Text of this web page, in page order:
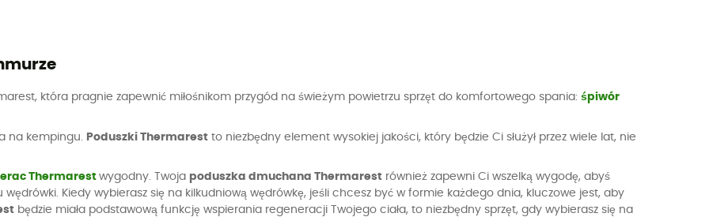
która pragnie zapewnić miłośnikom przygód na świeżym powietrzu sprzęt do komfortowego spania: śpiwór
na kempingu. Poduszki Thermarest to niezbędny element wysokiej jakości, który będzie Ci służył przez wiele lat, nie
Thermarest wygodny. Twoja poduszka dmuchana Thermarest również zapewni Ci wszelką wygodę, abyś
Kiedy wybierasz się na kilkudniową wędrówkę, jeśli chcesz być w formie każdego dnia, kluczowe jest, aby
będzie miała podstawową funkcję wspierania regeneracji Twojego ciała, to niezbędny sprzęt, gdy wybierasz się na